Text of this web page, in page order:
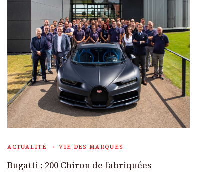
ACTUALITÉ VIE DES MARQUES
Bugatti : 200 Chiron de fabriquées